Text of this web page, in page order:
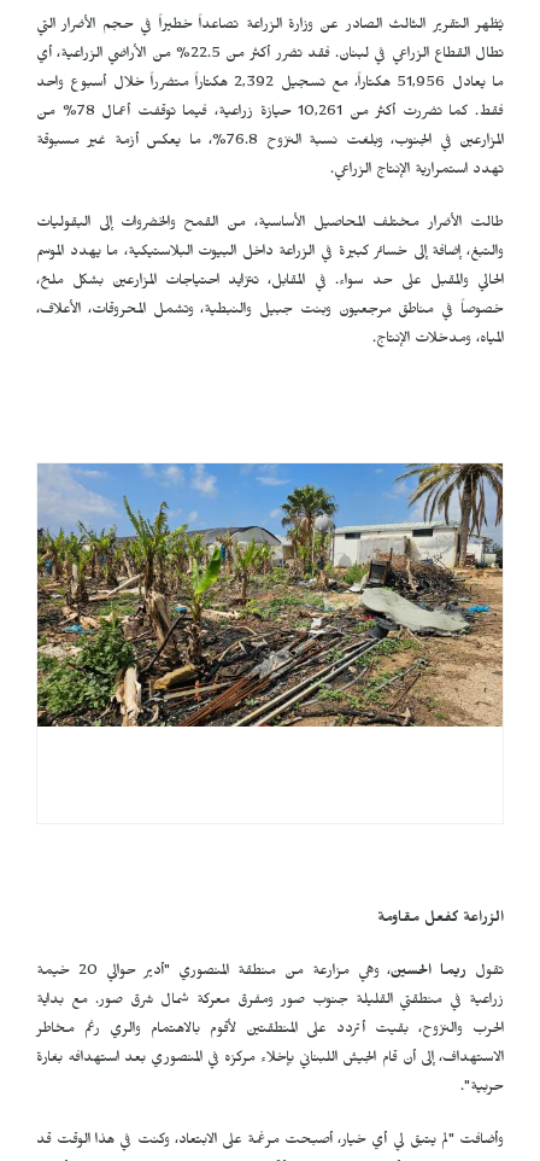
يُظهر التقرير الثالث الصادر عن وزارة الزراعة تصاعداً خطيراً في حجم الأضرار التي
تطال القطاع الزراعي في لبنان. فقد تضرر أكثر من 22.5% من الأراضي الزراعية، أي
ما يعادل 51,956 هكتاراً، مع تسجيل 2,392 هكتاراً متضرراً خلال أسبوع واحد
فقط. كما تضررت أكثر من 10,261 حيازة زراعية، فيما توقفت أعمال 78% من
المزارعين في الجنوب، وبلغت نسبة النزوح 76.8%، ما يعكس أزمة غير مسبوقة
تهدد استمرارية الإنتاج الزراعي.
طالت الأضرار مختلف المحاصيل الأساسية، من القمح والخضروات إلى البقوليات
والتبغ، إضافة إلى خسائر كبيرة في الزراعة داخل البيوت البلاستيكية، ما يهدد الموسم
الحالي والمقبل على حد سواء. في المقابل، تتزايد احتياجات المزارعين بشكل ملحّ،
خصوصاً في مناطق مرجعيون وبنت جبيل والنبطية، وتشمل المحروقات، الأعلاف،
المياه، ومدخلات الإنتاج.
الزراعة كفعل مقاومة
تقول ريما الحسين
، وهي مزارعة من منطقة المنصوري "أدير حوالي 20 خيمة
زراعية في منطقتي القليلة جنوب صور ومفرق معركة شمال شرق صور. مع بداية
الحرب والنزوح، بقيت أتردد على المنطقتين لأقوم بالاهتمام والري رغم مخاطر
الاستهداف، إلى أن قام الجيش اللبناني بإخلاء مركزه في المنصوري بعد استهدافه بغارة
حربية".
وأضافت "لم يتبق لي أي خيار، أصبحت مرغمة على الابتعاد، وكنت في هذا الوقت قد